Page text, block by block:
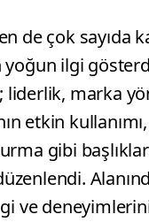
de çok sayıda
ilgi
liderlik, marka
etkin
gibi
ve deneyimlerini